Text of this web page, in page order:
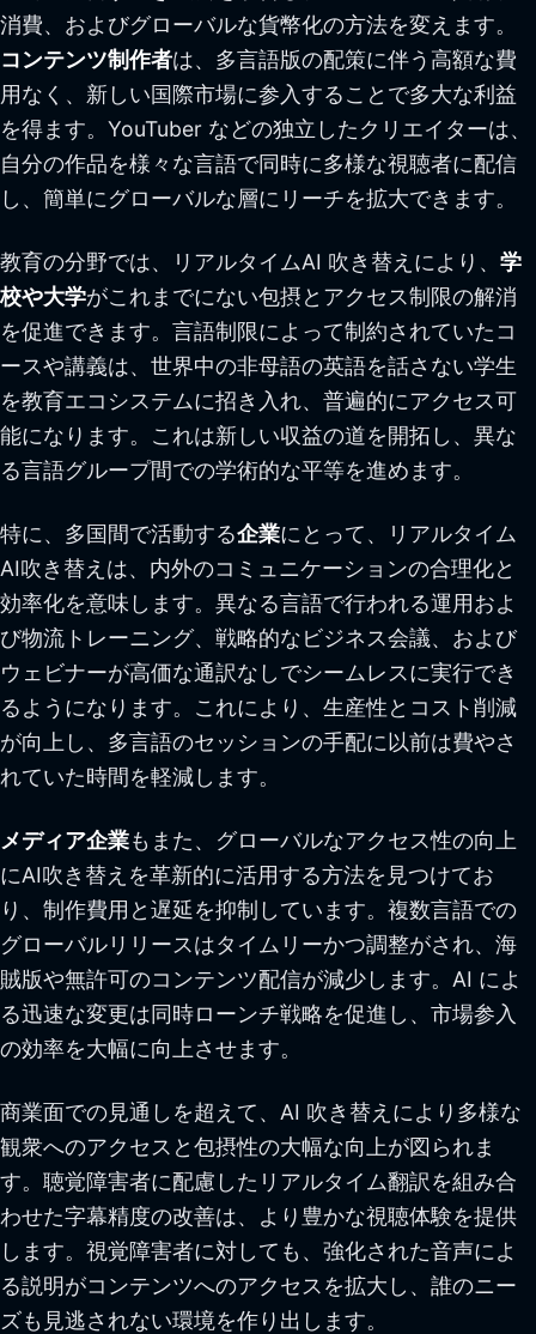
消費、およびグローバルな貨幣化の方法を変えます。
コンテンツ制作者は、多言語版の配策に伴う高額な費
用なく、新しい国際市場に参入することで多大な利益
を得ます。YouTuber などの独立したクリエイターは、
自分の作品を様々な言語で同時に多様な視聴者に配信
し、簡単にグローバルな層にリーチを拡大できます。
教育の分野では、リアルタイムAI 吹き替えにより、 学
校や大学がこれまでにない包摂とアクセス制限の解消
を促進できます。言語制限によって制約されていたコ
ースや講義は、世界中の非母語の英語を話さない学生
を教育エコシステムに招き入れ、普遍的にアクセス可
能になります。これは新しい収益の道を開拓し、異な
る言語グループ間での学術的な平等を進めます。
特に、多国間で活動する企業にとって、リアルタイム
AI吹き替えは、内外のコミュニケーションの合理化と
効率化を意味します。異なる言語で行われる運用およ
び物流トレーニング、戦略的なビジネス会議、および
ウェビナーが高価な通訳なしでシームレスに実行でき
るようになります。これにより、生産性とコスト削減
が向上し、多言語のセッションの手配に以前は費やさ
れていた時間を軽減します。
メディア企業もまた、グローバルなアクセス性の向上
にAI吹き替えを革新的に活用する方法を見つけてお
り、制作費用と遅延を抑制しています。複数言語での
グローバルリリースはタイムリーかつ調整がされ、海
賊版や無許可のコンテンツ配信が減少します。AI によ
る迅速な変更は同時ローンチ戦略を促進し、市場参入
の効率を大幅に向上させます。
商業面での見通しを超えて、AI 吹き替えにより多様な
観衆へのアクセスと包摂性の大幅な向上が図られま
す。聴覚障害者に配慮したリアルタイム翻訳を組み合
わせた字幕精度の改善は、より豊かな視聴体験を提供
します。視覚障害者に対しても、強化された音声によ
る説明がコンテンツへのアクセスを拡大し、誰のニー
ズも見逃されない環境を作り出します。